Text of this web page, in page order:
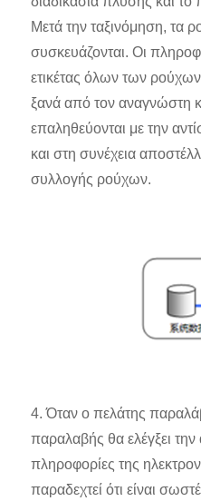
Μετά την ταξινόμηση, τα
συσκευάζονται. Οι
ετικέτας όλων των ρούχων
ξανά από τον αναγνώστη
επαληθεύονται με την
και στη συνέχεια
συλλογής ρούχων.
4. Όταν ο πελάτης
παραλαβής θα ελέγξει την
πληροφορίες της
παραδεχτεί ότι είναι